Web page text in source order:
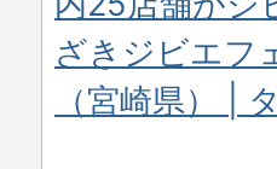
ざきジビエフ
（宮崎県） |